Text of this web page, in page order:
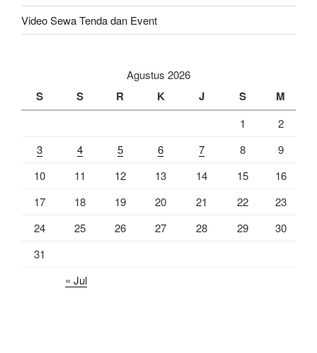
Video Sewa Tenda dan Event
Agustus 2026
S S R K J S M
1
2
3
4 5 6 7 8
9
10
11 12 13 14 15
16
17
18 19 20 21 22
23
24
25 26 27 28 29
30
31
« Jul